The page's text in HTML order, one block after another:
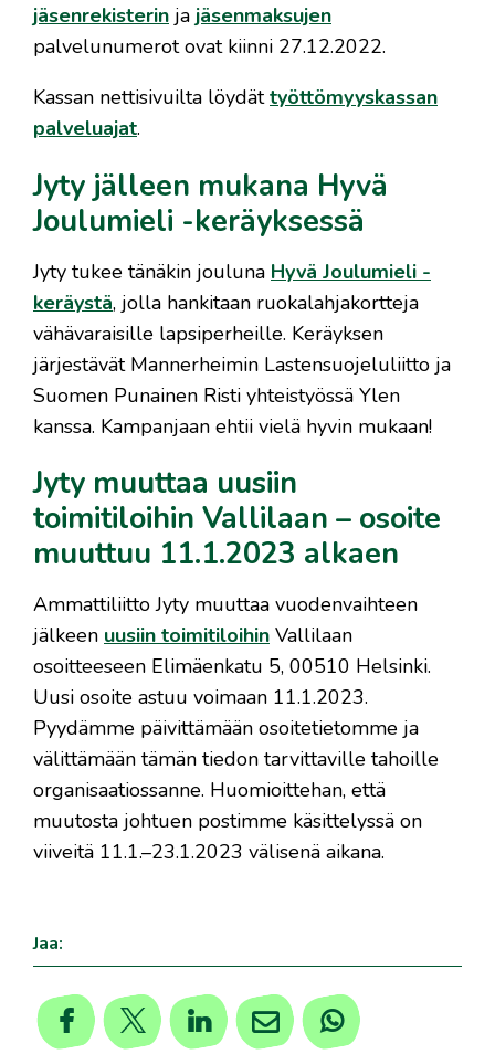
jäsenrekisterin ja jäsenmaksujen
palvelunumerot ovat kiinni 27.12.2022.
Kassan nettisivuilta löydättyöttömyyskassan
palveluajat.
Jyty jälleen mukana Hyvä
Joulumieli -keräyksessä
Jyty tukee tänäkin jouluna Hyvä Joulumieli -
keräystä, jolla hankitaan ruokalahjakortteja
vähävaraisille lapsiperheille. Keräyksen
järjestävät Mannerheimin Lastensuojeluliitto ja
Suomen Punainen Risti yhteistyössä Ylen
kanssa. Kampanjaan ehtii vielä hyvin mukaan!
Jyty muuttaa uusiin
toimitiloihin Vallilaan – osoite
muuttuu 11.1.2023 alkaen
Ammattiliitto Jyty muuttaa vuodenvaihteen
jälkeen uusiin toimitiloihin Vallilaan
osoitteeseen Elimäenkatu 5, 00510 Helsinki.
Uusi osoite astuu voimaan 11.1.2023.
Pyydämme päivittämään osoitetietomme ja
välittämään tämän tiedon tarvittaville tahoille
organisaatiossanne. Huomioittehan, että
muutosta johtuen postimme käsittelyssä on
viiveitä 11.1.–23.1.2023 välisenä aikana.
Jaa: